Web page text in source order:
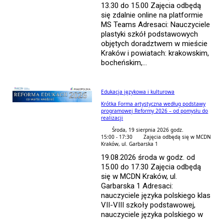
13.30 do 15.00 Zajęcia odbędą
się zdalnie online na platformie
MS Teams Adresaci: Nauczyciele
plastyki szkół podstawowych
objętych doradztwem w mieście
Kraków i powiatach: krakowskim,
bocheńskim,...
Edukacja językowa i kulturowa
Krótka Forma artystyczna według podstawy
programowej Reformy 2026 – od pomysłu do
realizacji
Środa, 19 sierpnia 2026 godz.
15:00 - 17:30
Zajęcia odbędą się w MCDN
Kraków, ul. Garbarska 1
19.08.2026 środa w godz. od
15.00 do 17.30 Zajęcia odbędą
się w MCDN Kraków, ul.
Garbarska 1 Adresaci:
nauczyciele języka polskiego klas
VII-VIII szkoły podstawowej,
nauczyciele języka polskiego w